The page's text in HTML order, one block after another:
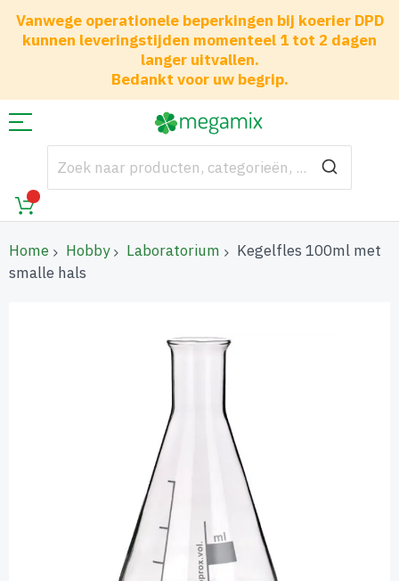
Vanwege operationele beperkingen bij koerier DPD
kunnen leveringstijden momenteel 1 tot 2 dagen
langer uitvallen.
Bedankt voor uw begrip.
Home Hobby Laboratorium
Kegelfles 100ml met
smalle hals